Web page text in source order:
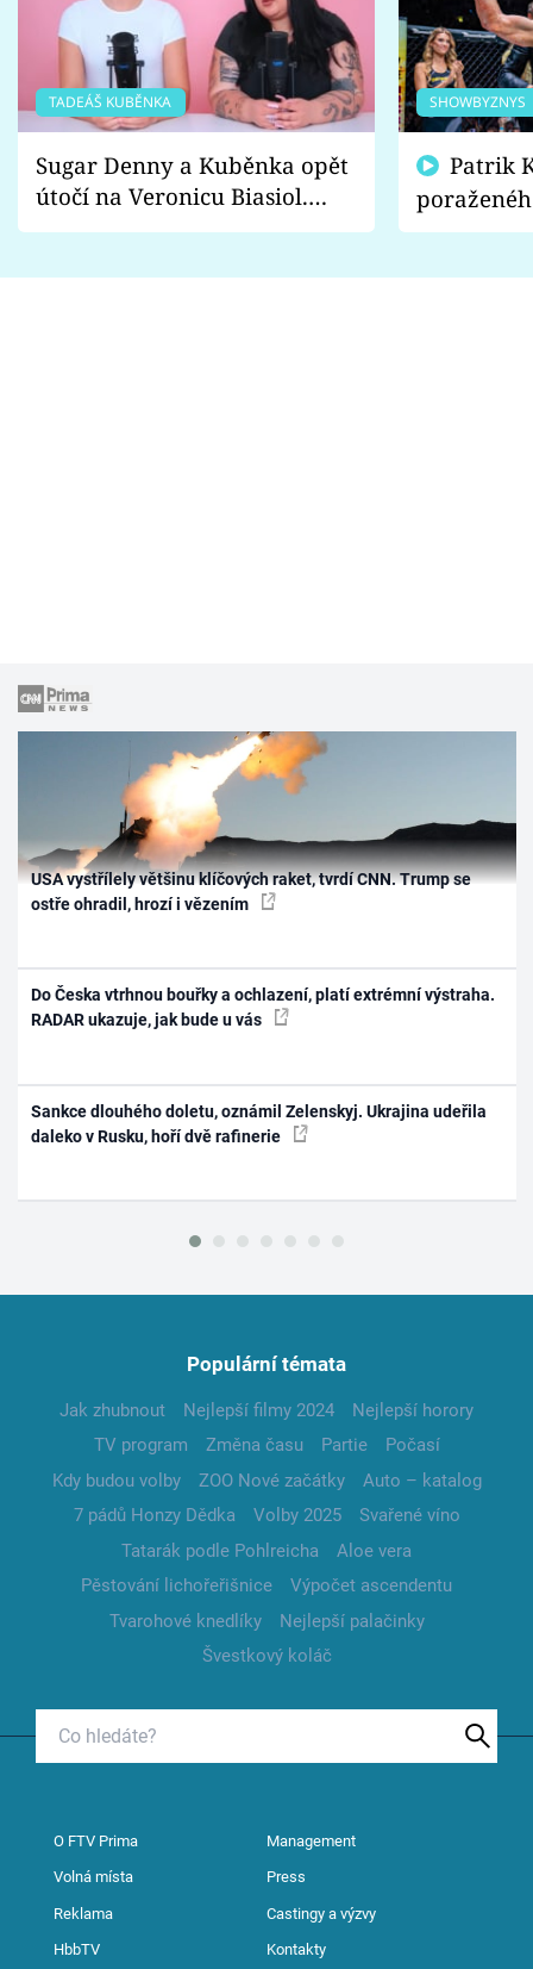
TADEÁŠ KUBĚNKA
Sugar Denny a Kuběnka opět
útočí na Veronicu Biasiol.
Proč je podle nich falešná a
SHOWBYZNYS
fanoušci
USA vystřílely většinu klíčových raket, tvrdí CNN. Trump se
ostře ohradil, hrozí i vězením
Do Česka vtrhnou bouřky a ochlazení, platí extrémní výstraha.
RADAR ukazuje, jak bude u vás
Sankce dlouhého doletu, oznámil Zelenskyj. Ukrajina udeřila
daleko v Rusku, hoří dvě rafinerie
Populární témata
Jak zhubnout Nejlepší filmy 2024
Nejlepší horory
TV program
Změna času Partie
Počasí
Kdy budou volby
ZOO Nové začátky
Auto – katalog
7 pádů Honzy Dědka
Volby 2025
Svařené víno
Tatarák podle Pohlreicha
Aloe vera
Pěstování lichořeřišnice
Výpočet ascendentu
Tvarohové knedlíky
Nejlepší palačinky
Švestkový koláč
O FTV Prima Management
Volná místa Press
Reklama Castingy a výzvy
HbbTV Kontakty